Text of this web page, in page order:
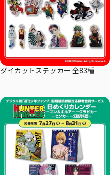
ダイカットステッカー 全83種